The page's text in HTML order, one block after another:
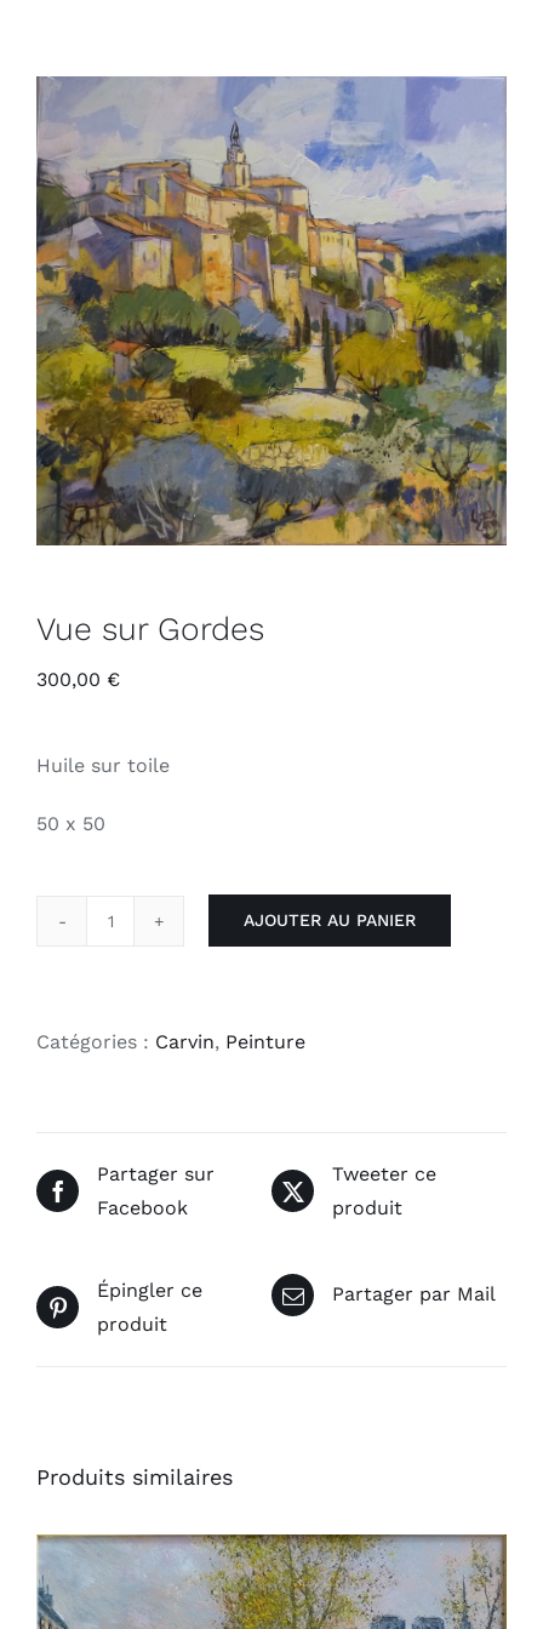
Vue sur Gordes
300,00 €
Huile sur toile
50 x 50
sur
AJOUTER AU PANIER
Catégories : Carvin, Peinture
Partager sur
Facebook
Tweeter ce
produit
Épingler ce
produit
Partager par Mail
Produits similaires